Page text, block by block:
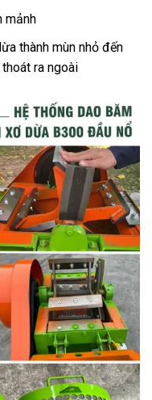
mảnh
thành mùn nhỏ đến
ra ngoài